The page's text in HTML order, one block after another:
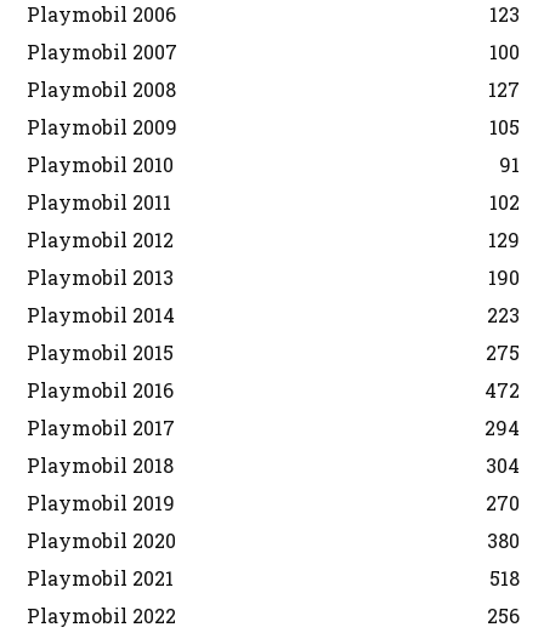
Playmobil 2006
123
Playmobil 2007
100
Playmobil 2008
127
Playmobil 2009
105
Playmobil 2010
91
Playmobil 2011
102
Playmobil 2012
129
Playmobil 2013
190
Playmobil 2014
223
Playmobil 2015
275
Playmobil 2016
472
Playmobil 2017
294
Playmobil 2018
304
Playmobil 2019
270
Playmobil 2020
380
Playmobil 2021
518
Playmobil 2022
256